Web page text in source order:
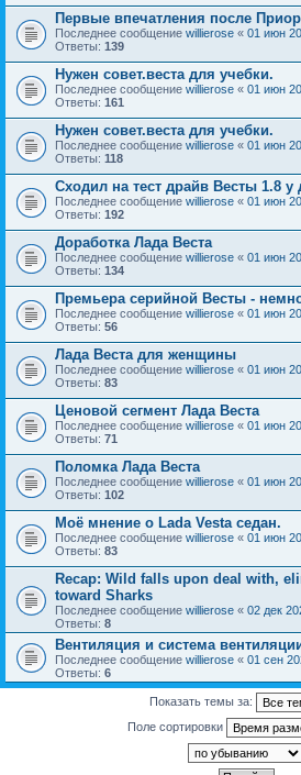
Первые впечатления после
Последнее сообщение willierose « 01 июн
Ответы: 139
Нужен совет.веста для учебки.
Последнее сообщение willierose « 01 июн
Ответы: 161
Нужен совет.веста для учебки.
Последнее сообщение willierose « 01 июн
Ответы: 118
Сходил на тест драйв Весты 1.8 у
Последнее сообщение willierose « 01 июн
Ответы: 192
Доработка Лада Веста
Последнее сообщение willierose « 01 июн
Ответы: 134
Премьера серийной Весты -
Последнее сообщение willierose « 01 июн
Ответы: 56
Лада Веста для женщины
Последнее сообщение willierose « 01 июн
Ответы: 83
Ценовой сегмент Лада Веста
Последнее сообщение willierose « 01 июн
Ответы: 71
Поломка Лада Веста
Последнее сообщение willierose « 01 июн
Ответы: 102
Моё мнение о Lada Vesta седан.
Последнее сообщение willierose « 01 июн
Ответы: 83
Recap: Wild falls upon deal with,
toward Sharks
Последнее сообщение willierose « 02 дек
Ответы: 8
Вентиляция и система
Последнее сообщение willierose « 01 сен
Ответы: 6
Показать темы за:
Поле сортировки